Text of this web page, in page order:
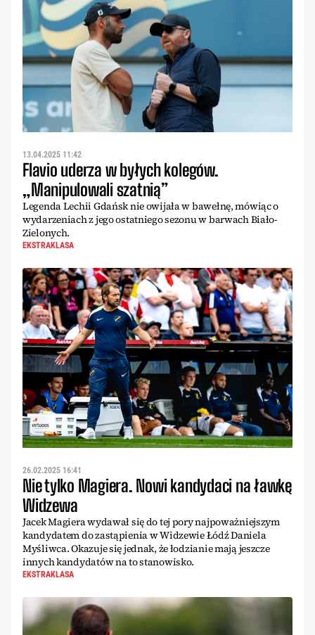
13.04.2025 11:42
Flavio uderza w byłych kolegów.
„Manipulowali szatnią”
Legenda Lechii Gdańsk nie owijała w bawełnę, mówiąc o
wydarzeniach z jego ostatniego sezonu w barwach Biało-
Zielonych.
EKSTRAKLASA
26.02.2025 16:41
Nie tylko Magiera. Nowi kandydaci na ławkę
Widzewa
Jacek Magiera wydawał się do tej pory najpoważniejszym
kandydatem do zastąpienia w Widzewie Łódź Daniela
Myśliwca. Okazuje się jednak, że łodzianie mają jeszcze
innych kandydatów na to stanowisko.
EKSTRAKLASA